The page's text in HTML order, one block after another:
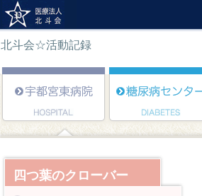
北斗会☆活動記録
四つ葉のクローバー